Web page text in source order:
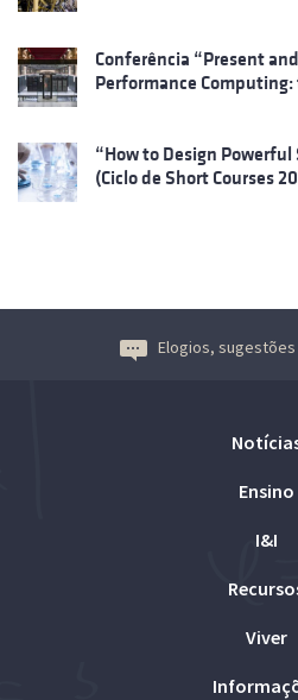
Conferência “Present
Performance
“How to Design
(Ciclo de Short Courses
Elogios,
Ensino
I&I
Viver